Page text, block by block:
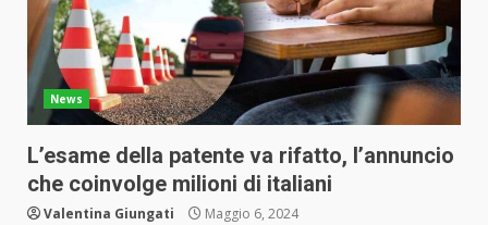
News
L’esame della patente va rifatto, l’annuncio
che coinvolge milioni di italiani
Valentina Giungati Maggio 6, 2024